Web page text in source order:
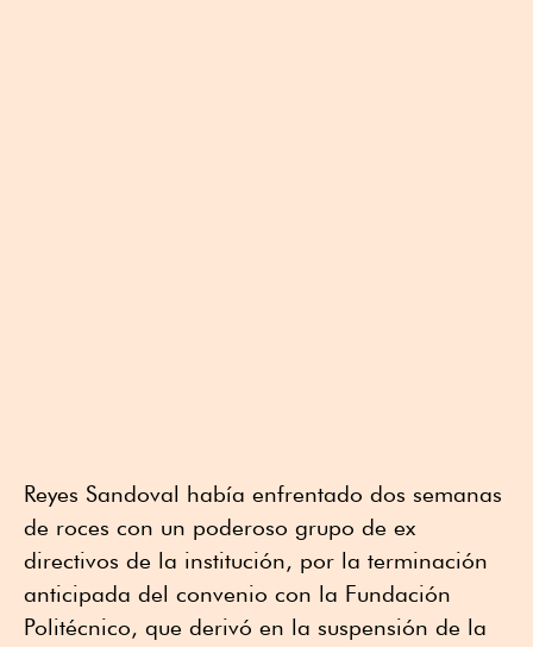
Reyes Sandoval había enfrentado dos semanas
de roces con un poderoso grupo de ex
directivos de la institución, por la terminación
anticipada del convenio con la Fundación
Politécnico, que derivó en la suspensión de la